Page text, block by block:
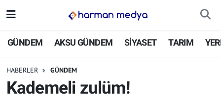
GÜNDEM AKSU GÜNDEM SİYASET TARIM
HABERLER GÜNDEM
Kademeli zulüm!
GÜNDEM
SİYASET
İstanbul Nöbetçi Eczaneler
İstanbul Trafik Yoğunluk Haritası